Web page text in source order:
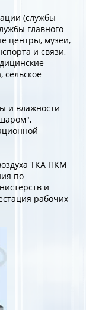
(службы
главного
центры, музеи,
и связи,
сельское
и влажности
ТКА ПКМ
по
и
рабочих